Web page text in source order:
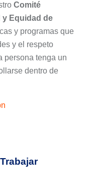
Comité
y Equidad de
y programas que
y el respeto
persona tenga un
dentro de